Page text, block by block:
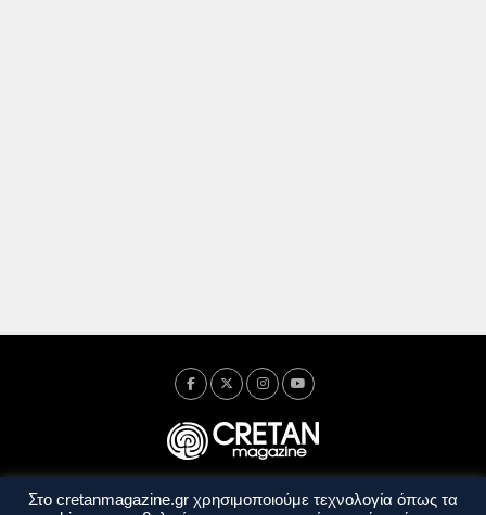
Ταυτότητα Πολιτική Απορρήτου
Όροι Χρήσης
Στο cretanmagazine.gr χρησιμοποιούμε τεχνολογία όπως τα